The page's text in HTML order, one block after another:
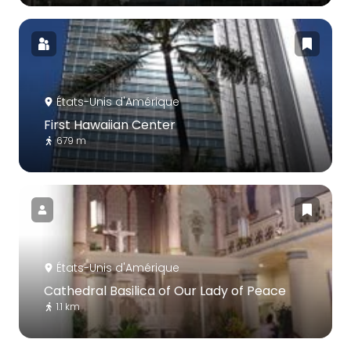
États-Unis d'Amérique
First Hawaiian Center
679 m
États-Unis d'Amérique
Cathedral Basilica of Our Lady of Peace
1.1 km